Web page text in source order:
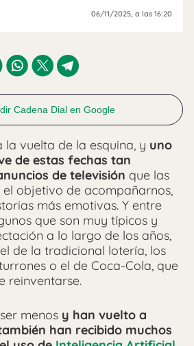
06/11/2025, a las 16:20
Cadena Dial en Google
la vuelta de la esquina, y uno
de estas fechas tan
de televisión que las
objetivo de acompañarnos,
más emotivas. Y entre
que son muy típicos y
a lo largo de los años,
de la tradicional lotería, los
o el de Coca-Cola, que
reinventarse.
menos y han vuelto a
han recibido muchos